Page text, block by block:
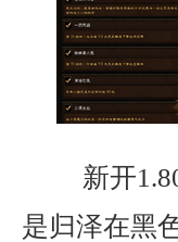
新开
是归泽在黑